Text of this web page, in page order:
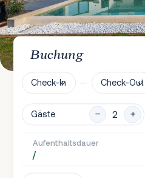
Buchung
Check-In Check-Out
Gäste
Aufenthaltsdauer
/